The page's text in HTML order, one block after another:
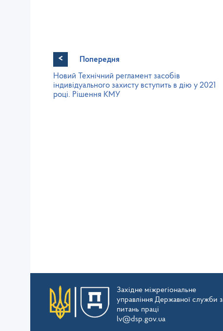
<
Попередня
Новий Технічний регламент засобів
індивідуального захисту вступить в дію у 2021
році. Рішення КМУ
Західне міжрегіональне
управління Державної служби з
питань праці
lv@dsp.gov.ua